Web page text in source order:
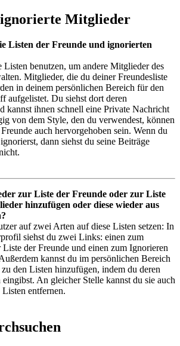
Mitglieder
Listen der Freunde und ignorierten
Listen benutzen, um andere Mitglieder des
Mitglieder, die du deiner Freundesliste
in deinem persönlichen Bereich für den
aufgelistet. Du siehst dort deren
kannst ihnen schnell eine Private Nachricht
von dem Style, den du verwendest, können
auch hervorgehoben sein. Wenn du
dann siehst du seine Beiträge
zur Liste der Freunde oder zur Liste
hinzufügen oder diese wieder aus
auf zwei Arten auf diese Listen setzen: In
siehst du zwei Links: einen zum
der Freunde und einen zum Ignorieren
kannst du im persönlichen Bereich
den Listen hinzufügen, indem du deren
eingibst. An gleicher Stelle kannst du sie auch
entfernen.